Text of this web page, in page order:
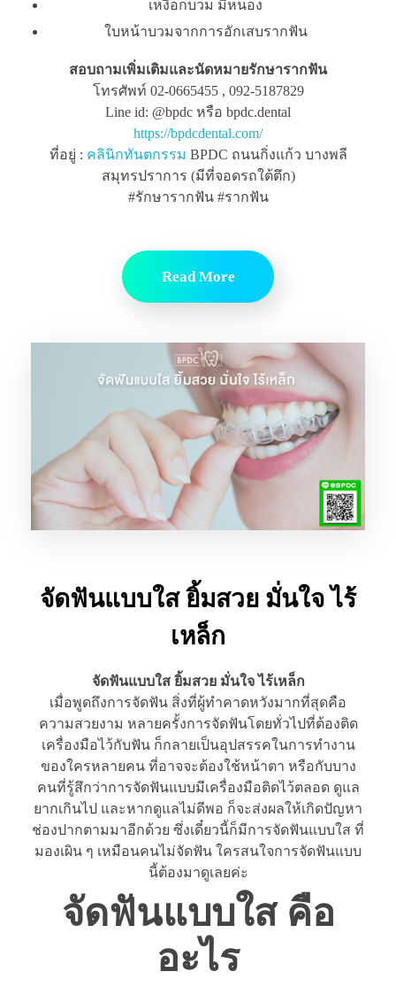
เหงือกบวม มีหนอง
ใบหน้าบวมจากการอักเสบรากฟัน
สอบถามเพิ่มเติมและนัดหมายรักษารากฟัน
โทรศัพท์ 02-0665455 , 092-5187829
Line id: @bpdc หรือ bpdc.dental
https://bpdcdental.com/
ที่อยู่ : คลินิกทันตกรรม BPDC ถนนกิ่งแก้ว บางพลี
สมุทรปราการ (มีที่จอดรถใต้ตึก)
#รักษารากฟัน #รากฟัน
Read More
จัดฟันแบบใส ยิ้มสวย มั่นใจ ไร้
เหล็ก
จัดฟันแบบใส ยิ้มสวย มั่นใจ ไร้เหล็ก
เมื่อพูดถึงการจัดฟัน สิ่งที่ผู้ทำคาดหวังมากที่สุดคือ
ความสวยงาม หลายครั้งการจัดฟันโดยทั่วไปที่ต้องติด
เครื่องมือไว้กับฟัน ก็กลายเป็นอุปสรรคในการทำงาน
ของใครหลายคน ที่อาจจะต้องใช้หน้าตา หรือกับบาง
คนที่รู้สึกว่าการจัดฟันแบบมีเครื่องมือติดไว้ตลอด ดูแล
ยากเกินไป และหากดูแลไม่ดีพอ ก็จะส่งผลให้เกิดปัญหา
ช่องปากตามมาอีกด้วย ซึ่งเดี๋ยวนี้ก็มีการจัดฟันแบบใส ที่
มองเผิน ๆ เหมือนคนไม่จัดฟัน ใครสนใจการจัดฟันแบบ
นี้ต้องมาดูเลยค่ะ
จัดฟันแบบใส คือ
อะไร